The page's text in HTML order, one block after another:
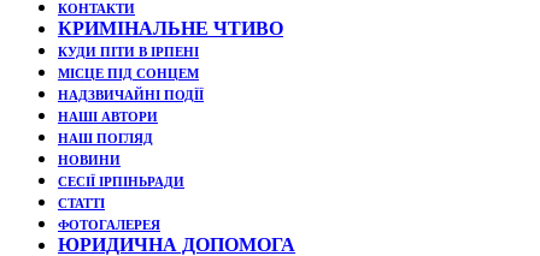
КОНТАКТИ
КРИМІНАЛЬНЕ ЧТИВО
КУДИ ПІТИ В ІРПЕНІ
МІСЦЕ ПІД СОНЦЕМ
НАДЗВИЧАЙНІ ПОДЇЇ
НАШІ АВТОРИ
НАШ ПОГЛЯД
НОВИНИ
СЕСІЇ ІРПІНЬРАДИ
СТАТТІ
ФОТОГАЛЕРЕЯ
ЮРИДИЧНА ДОПОМОГА